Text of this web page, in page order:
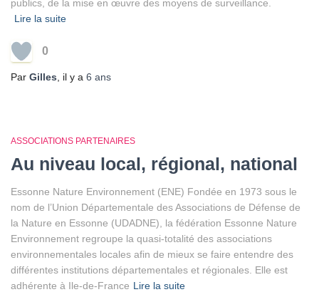
publics, de la mise en œuvre des moyens de surveillance.
Lire la suite
0
Par Gilles , il y a 6 ans
ASSOCIATIONS PARTENAIRES
Au niveau local, régional, national
Essonne Nature Environnement (ENE) Fondée en 1973 sous le
nom de l’Union Départementale des Associations de Défense de
la Nature en Essonne (UDADNE), la fédération Essonne Nature
Environnement regroupe la quasi-totalité des associations
environnementales locales afin de mieux se faire entendre des
différentes institutions départementales et régionales. Elle est
adhérente à Ile-de-France Lire la suite